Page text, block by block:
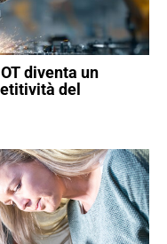
diventa un
del